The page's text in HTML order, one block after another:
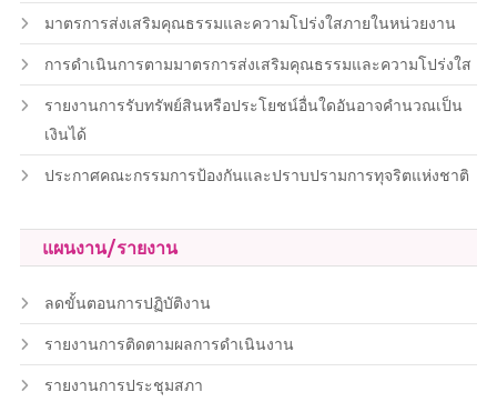
มาตรการส่งเสริมคุณธรรมและความโปร่งใสภายในหน่วยงาน
การดำเนินการตามมาตรการส่งเสริมคุณธรรมและความโปร่งใส
รายงานการรับทรัพย์สินหรือประโยชน์อื่นใดอันอาจคำนวณเป็น
เงินได้
ประกาศคณะกรรมการป้องกันและปราบปรามการทุจริตแห่งชาติ
แผนงาน/รายงาน
ลดขั้นตอนการปฏิบัติงาน
รายงานการติดตามผลการดำเนินงาน
รายงานการประชุมสภา